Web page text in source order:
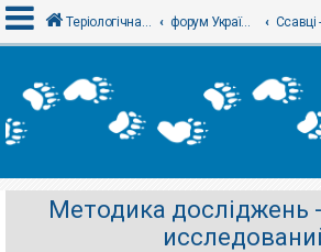
х
і
Теріологічна школа форум Українського теріологічного товариства
Методика досліджень